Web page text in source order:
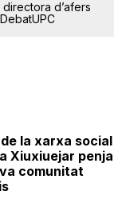
d’afers
la xarxa social
Xiuxiuejar penja
comunitat